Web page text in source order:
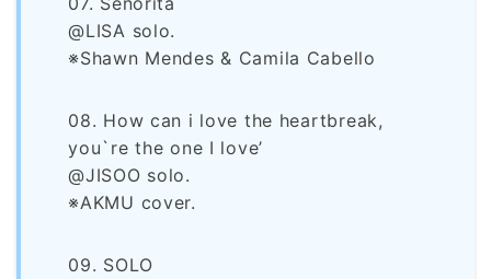
@LISA solo.
※Shawn Mendes & Camila Cabello
08. How can i love the heartbreak,
you`re the one I love’
@JISOO solo.
※AKMU cover.
09. SOLO